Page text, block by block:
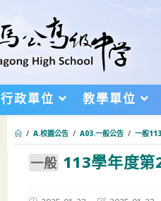
行政單位 教學單位
/ A.校園公告 / A03.一般公告 / ⼀般
⼀般 113學年度第